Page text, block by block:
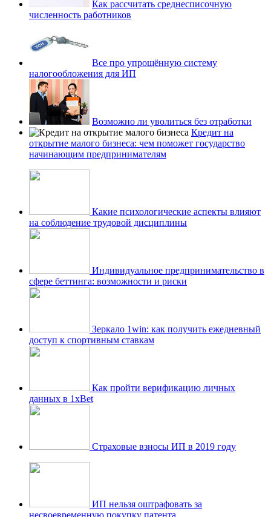
Как рассчитать среднесписочную
численность работников
Все про упрощённую систему
налогообложения для ИП
Возможно ли уволиться без отработки
Кредит на
открытие малого бизнеса: чем поможет государство
начинающим предпринимателям
Какие психологические аспекты влияют
на соблюдение трудовой дисциплины
Индивидуальное предпринимательство в
сфере беттинга: возможности и риски
Зеркало 1win: как получить ежедневный
доступ к спортивным ставкам
Как пройти верификацию личных
данных в 1xBet
Страховые взносы ИП в 2019 году
ИП нельзя оштрафовать за